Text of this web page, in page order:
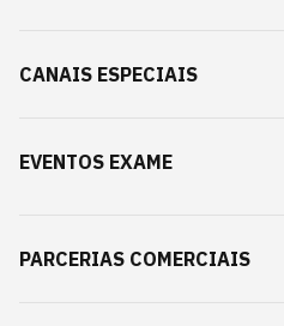
CANAIS ESPECIAIS
EVENTOS EXAME
PARCERIAS COMERCIAIS